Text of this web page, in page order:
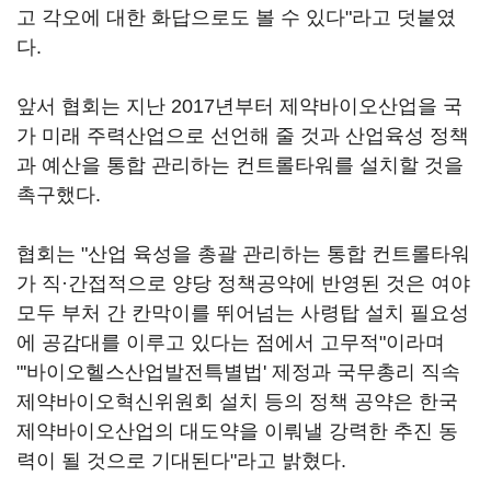
고 각오에 대한 화답으로도 볼 수 있다"라고 덧붙였
다.
앞서 협회는 지난 2017년부터 제약바이오산업을 국
가 미래 주력산업으로 선언해 줄 것과 산업육성 정책
과 예산을 통합 관리하는 컨트롤타워를 설치할 것을
촉구했다.
협회는 "산업 육성을 총괄 관리하는 통합 컨트롤타워
가 직·간접적으로 양당 정책공약에 반영된 것은 여야
모두 부처 간 칸막이를 뛰어넘는 사령탑 설치 필요성
에 공감대를 이루고 있다는 점에서 고무적"이라며
"'바이오헬스산업발전특별법' 제정과 국무총리 직속
제약바이오혁신위원회 설치 등의 정책 공약은 한국
제약바이오산업의 대도약을 이뤄낼 강력한 추진 동
력이 될 것으로 기대된다"라고 밝혔다.